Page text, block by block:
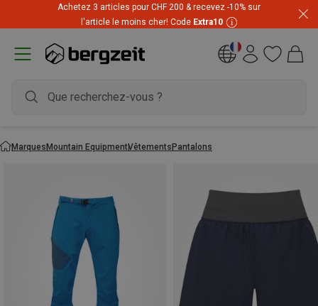
Achetez 3 articles pour CHF 200 & recevez -10% sur
l'article le moins cher! Code Extra10
MarquesMountain EquipmentVêtementsPantalons